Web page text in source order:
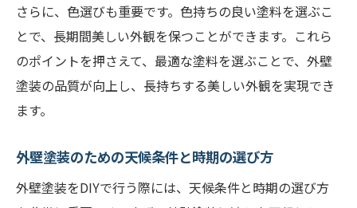
さらに、色選びも重要です。色持ちの良い塗料を選ぶこ
とで、長期間美しい外観を保つことができます。これら
のポイントを押さえて、最適な塗料を選ぶことで、外壁
塗装の品質が向上し、長持ちする美しい外観を実現でき
ます。
外壁塗装のための天候条件と時期の選び方
外壁塗装をDIYで行う際には、天候条件と時期の選び方